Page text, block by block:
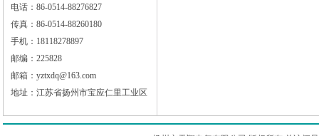
电话：86-0514-88276827
传真：86-0514-88260180
手机：18118278897
邮编：225828
邮箱：yztxdq@163.com
地址：江苏省扬州市宝应仁里工业区